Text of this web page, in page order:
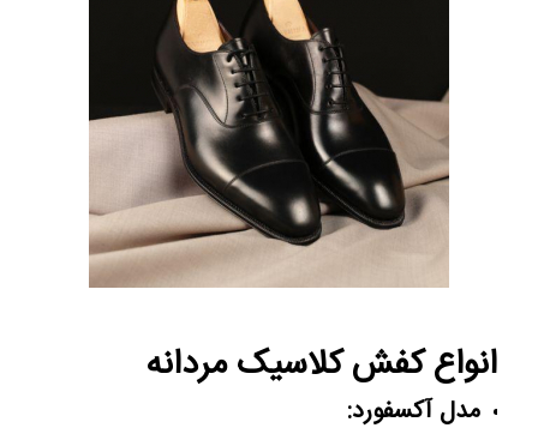
انواع کفش کلاسیک مردانه
مدل آکسفورد: